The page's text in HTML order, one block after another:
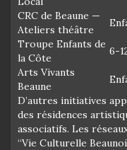
CRC de Beaune —
Ateliers théâtre
Troupe Enfants de
la Côte
6-
Arts Vivants
Beaune
D’autres initiatives
des résidences
associatifs. Les
“Vie Culturelle